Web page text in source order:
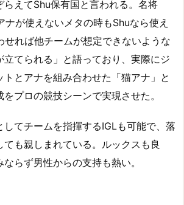
らえてShu保有国と言われる。名将
が使えないメタの時もShuなら使え
せれば他チームが想定できないような
立てられる」と語っており、実際にジ
トとアナを組み合わせた「猫アナ」と
プロの競技シーンで実現させた。
てチームを指揮するIGLも可能で、落
も親しまれている。ルックスも良
らず男性からの支持も熱い。